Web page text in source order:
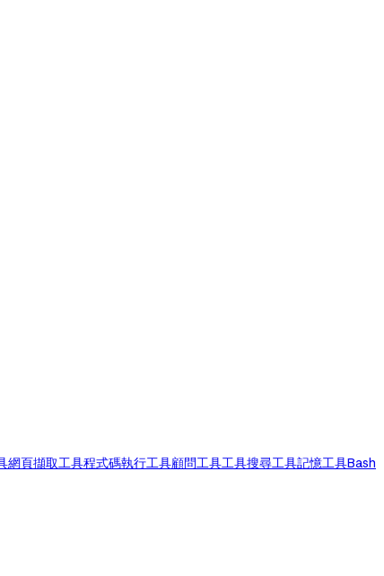
網頁擷取工具程式碼執行工具顧問工具工具搜尋工具記憶工具Bash